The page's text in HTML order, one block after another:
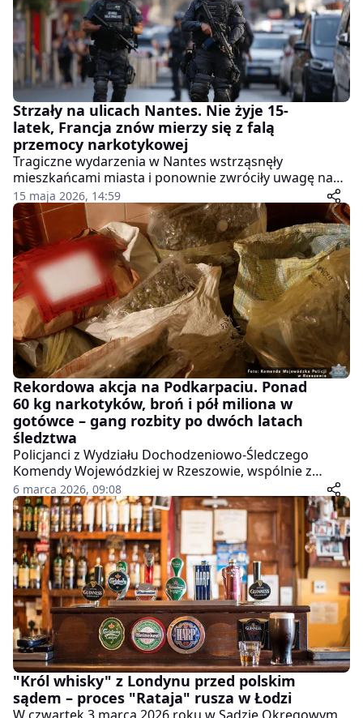
Strzały na ulicach Nantes. Nie żyje 15-
latek, Francja znów mierzy się z falą
przemocy narkotykowej
Tragiczne wydarzenia w Nantes wstrząsnęły
mieszkańcami miasta i ponownie zwróciły uwagę na
narastający problem przemocy związanej z handlem
narkotykami we France. W wyniku strzelaniny zginął
15-letni chłopiec, a dwóch innych nastolatków zostało
rannych.
15 maja 2026, 14:59
Rekordowa akcja na Podkarpaciu. Ponad
60 kg narkotyków, broń i pół miliona w
gotówce – gang rozbity po dwóch latach
śledztwa
Policjanci z Wydziału Dochodzeniowo-Śledczego
Komendy Wojewódzkiej w Rzeszowie, wspólnie z
funkcjonariuszami CBŚP i Krajowej Administracji
Skarbowej, zakończyli właśnie jedną z największych
operacji antynarkotykowych na Podkarpaciu w
ostatnich latach. W połowie lutego 2026 roku, podczas
przeszukania posesji w powiecie łańcuckim,
zabezpieczono ponad 60 kilogramów marihuany,
kokainy i haszyszu o czarnorynkowej wartości
przekraczającej 3,2 miliona złotych.
6 marca 2026, 09:08
"Król whisky" z Londynu przed polskim
sądem – proces "Rataja" rusza w Łodzi